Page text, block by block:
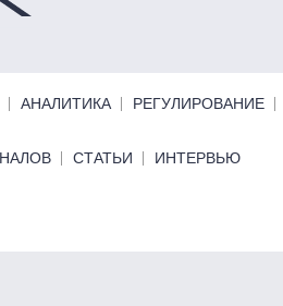
АНАЛИТИКА РЕГУЛИРОВАНИЕ
СТАТЬИ ИНТЕРВЬЮ